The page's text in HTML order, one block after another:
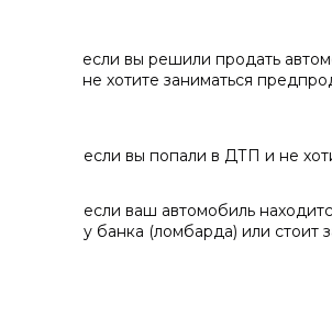
если ваш автомобиль
у банка (ломбарда) или стоит
если вы решили продать
не хотите заниматься
если вы попали в ДТП и не